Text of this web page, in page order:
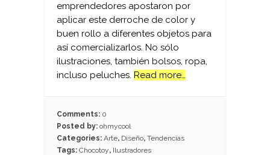
emprendedores apostaron por
aplicar este derroche de color y
buen rollo a diferentes objetos para
así comercializarlos. No sólo
ilustraciones, también bolsos, ropa,
incluso peluches. Read more…
Comments: 0
Posted by: ohmycool
Categories: Arte, Diseño, Tendencias
Tags: Chocotoy, Ilustradores